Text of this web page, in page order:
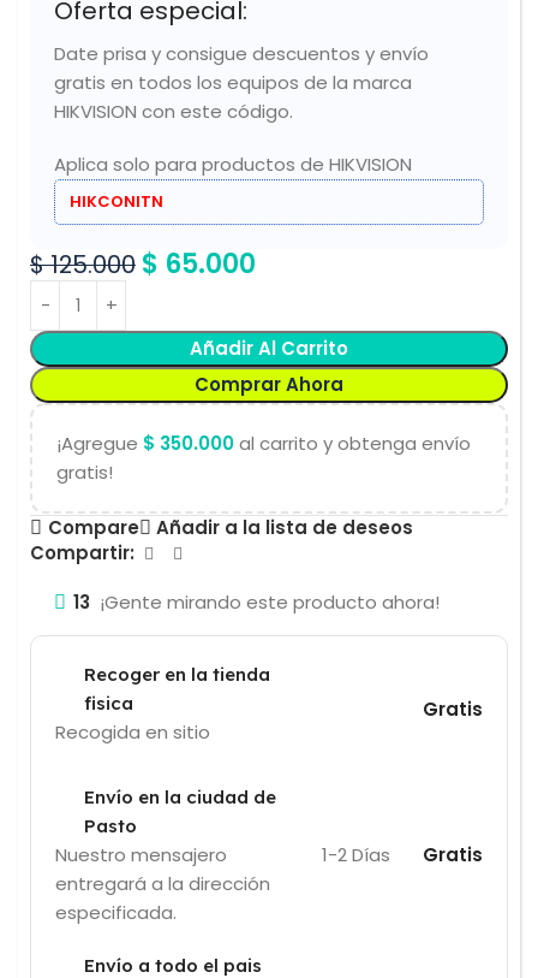
Oferta especial:
Date prisa y consigue descuentos y envío
gratis en todos los equipos de la marca
HIKVISION con este código.
Aplica solo para productos de HIKVISION
HIKCONITN
$125.000 $ 65.000
Añadir Al Carrito
Comprar Ahora
¡Agregue $ 350.000al carrito y obtenga envío
gratis!
Compare
Añadir a la lista de deseos
Compartir:
13 ¡Gente mirando este producto ahora!
Recoger en la tienda
fisica
Recogida en sitio
Gratis
Envío en la ciudad de
Pasto
Nuestro mensajero
entregará a la dirección
especificada.
1-2 Días Gratis
Envío a todo el pais